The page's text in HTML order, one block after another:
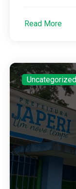
Read More
Uncategorized